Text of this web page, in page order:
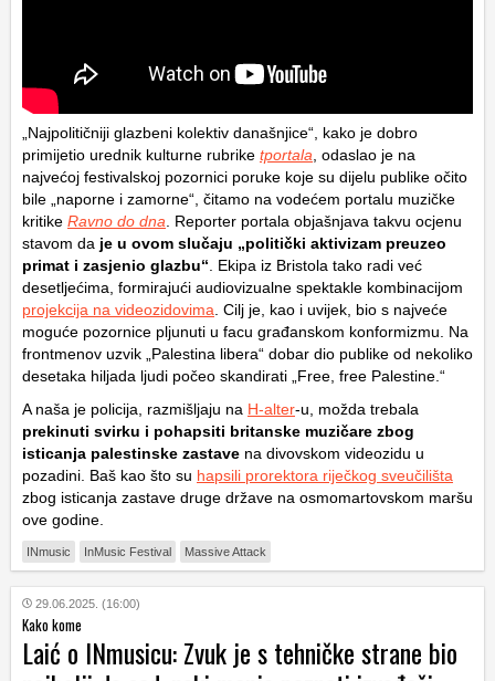
„Najpolitičniji glazbeni kolektiv današnjice“, kako je dobro
primijetio urednik kulturne rubrike tportala , odaslao je na
najvećoj festivalskoj pozornici poruke koje su dijelu publike očito
bile „naporne i zamorne“, čitamo na vodećem portalu muzičke
kritike Ravno do dna . Reporter portala objašnjava takvu ocjenu
stavom da je u ovom slučaju „politički aktivizam preuzeo
primat i zasjenio glazbu“ . Ekipa iz Bristola tako radi već
desetljećima, formirajući audiovizualne spektakle kombinacijom
projekcija na videozidovima . Cilj je, kao i uvijek, bio s najveće
moguće pozornice pljunuti u facu građanskom konformizmu. Na
frontmenov uzvik „Palestina libera“ dobar dio publike od nekoliko
desetaka hiljada ljudi počeo skandirati „Free, free Palestine.“
A naša je policija, razmišljaju na H-alter-u, možda trebala
prekinuti svirku i pohapsiti britanske muzičare zbog
isticanja palestinske zastave na divovskom videozidu u
pozadini. Baš kao što su hapsili prorektora riječkog sveučilišta
zbog isticanja zastave druge države na osmomartovskom maršu
ove godine.
INmusic InMusic Festival Massive Attack
29.06.2025. (16:00)
Kako kome
Laić o INmusicu: Zvuk je s tehničke strane bio